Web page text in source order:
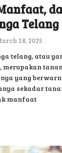
Telang
18, 2025
telang, atau
yang
sekadar
manfaat